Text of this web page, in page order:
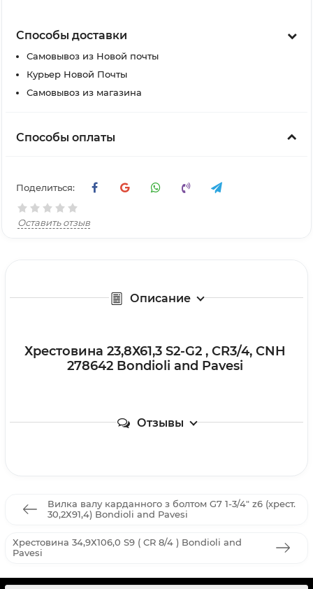
Способы доставки
Самовывоз из Новой почты
Курьер Новой Почты
Самовывоз из магазина
Способы оплаты
Поделиться:
Оставить отзыв
Описание
Хрестовина 23,8Х61,3 S2-G2 , CR3/4, CNH
278642 Bondioli and Pavesi
Отзывы
Вилка валу карданного з болтом G7 1-3/4" z6 (хрест.
30,2Х91,4) Bondioli and Pavesi
Хрестовина 34,9Х106,0 S9 ( CR 8/4 ) Bondioli and
Pavesi